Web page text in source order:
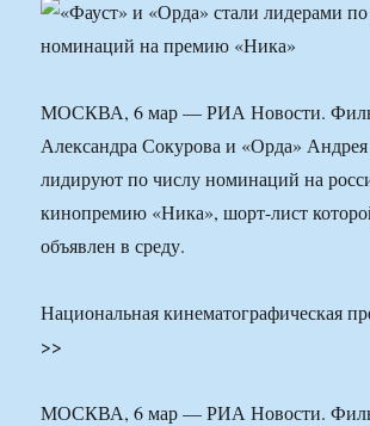
МОСКВА, 6 мар — РИА Новости.
Александра Сокурова и «Орда»
лидируют по числу номинаций на
кинопремию «Ника», шорт-лист
объявлен в среду.
Национальная кинематографическая
>>
МОСКВА, 6 мар — РИА Новости.